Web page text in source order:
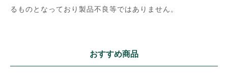
るものとなっており製品不良等ではありません。
おすすめ商品